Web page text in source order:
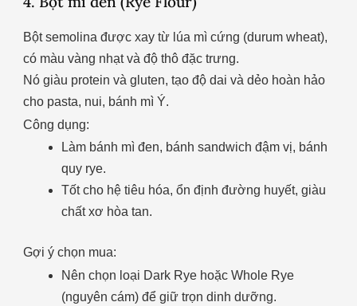
Bột semolina được xay từ lúa mì cứng (durum wheat),
có màu vàng nhạt và độ thô đặc trưng.
Nó giàu protein và gluten, tạo độ dai và dẻo hoàn hảo
cho pasta, nui, bánh mì Ý.
Công dụng:
Làm bánh mì đen, bánh sandwich đậm vị, bánh
quy rye.
Tốt cho hệ tiêu hóa, ổn định đường huyết, giàu
chất xơ hòa tan.
Gợi ý chọn mua:
Nên chọn loại Dark Rye hoặc Whole Rye
(nguyên cám) để giữ trọn dinh dưỡng.